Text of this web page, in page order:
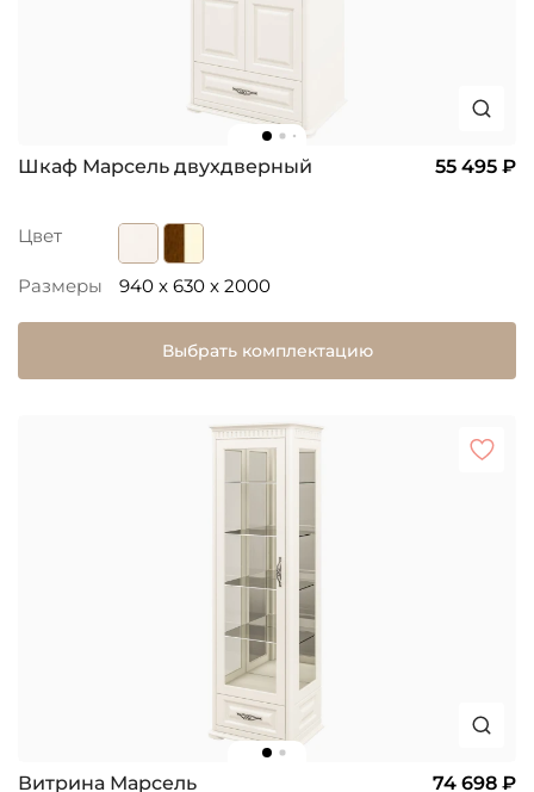
Шкаф Марсель двухдверный 55 495 ₽
Цвет
Размеры 940 x 630 x 2000
Выбрать комплектацию
Витрина Марсель 74 698 ₽